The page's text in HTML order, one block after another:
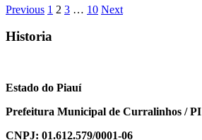
Paginação
de
Previous 1 2 3 … 10 Next
Historia
Estado do Piauí
Prefeitura Municipal de Curralinhos / PI
CNPJ: 01.612.579/0001-06